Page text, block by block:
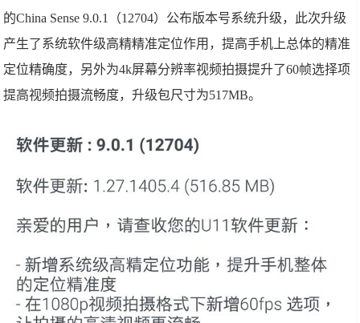
的China Sense 9.0.1（12704）公布版本号系统升级，此次升级
产生了系统软件级高精精准定位作用，提高手机上总体的精准
定位精确度，另外为4k屏幕分辨率视频拍摄提升了60帧选择项
提高视频拍摄流畅度，升级包尺寸为517MB。